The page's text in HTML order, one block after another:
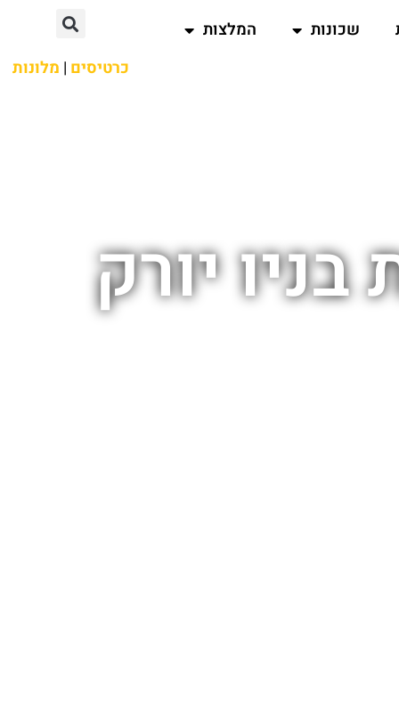
שכונות
המלצות
כרטיסים | מלונות
יורק